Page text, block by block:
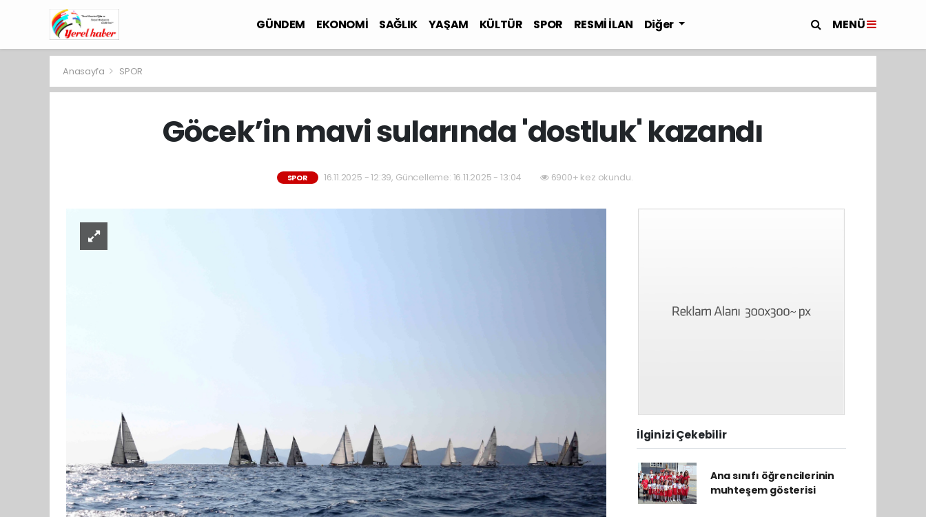
GÜNDEM EKONOMİ SAĞLIK YAŞAM KÜLTÜR SPOR RESMİ İLAN Diğer MENÜ
Anasayfa SPOR
Göcek’in mavi sularında 'dostluk' kazandı
SPOR 16.11.2025 - 12:39, Güncelleme: 16.11.2025 - 13:04 6900+ kez okundu.
İlginizi Çekebilir
Ana sınıfı öğrencilerinin
muhteşem gösterisi